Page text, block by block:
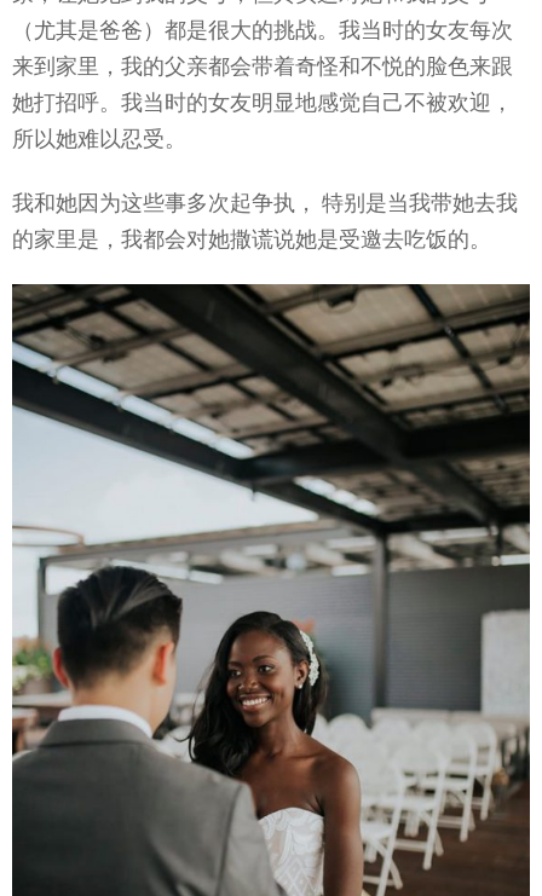
（尤其是爸爸）都是很大的挑战。我当时的女友每次
来到家里，我的父亲都会带着奇怪和不悦的脸色来跟
她打招呼。我当时的女友明显地感觉自己不被欢迎，
所以她难以忍受。
我和她因为这些事多次起争执， 特别是当我带她去我
的家里是，我都会对她撒谎说她是受邀去吃饭的。